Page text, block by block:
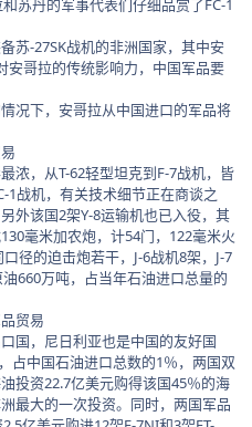
丹的军事代表们仔细品赏了FC-1
-27SK战机的非洲国家，其中安
安哥拉的传统影响力，中国军品要
下，安哥拉从中国进口的军品将
，从T-62轻型坦克到F-7战机，皆
1战机，有关技术细节正在商谈之
外该国2架Y-8运输机也已入役，其
毫米加农炮，计54门，122毫米火
径的迫击炮若干，J-6战机8架，J-7
660万吨，占当年石油进口总量的
贸易
，尼日利亚也是中国的友好国
占中国石油进口总数的1％，两国双
投资22.7亿美元购得该国45％的海
最大的一次投资。同时，两国军品